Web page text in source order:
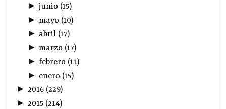
► junio (15)
► mayo (10)
► abril(17)
► marzo (17)
► febrero (11)
► enero (15)
►2016 (229)
► 2015 (214)